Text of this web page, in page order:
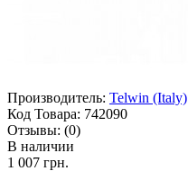
Производитель: Telwin (Italy)
Код Товара: 742090
Отзывы: (0)
В наличии
1 007 грн.